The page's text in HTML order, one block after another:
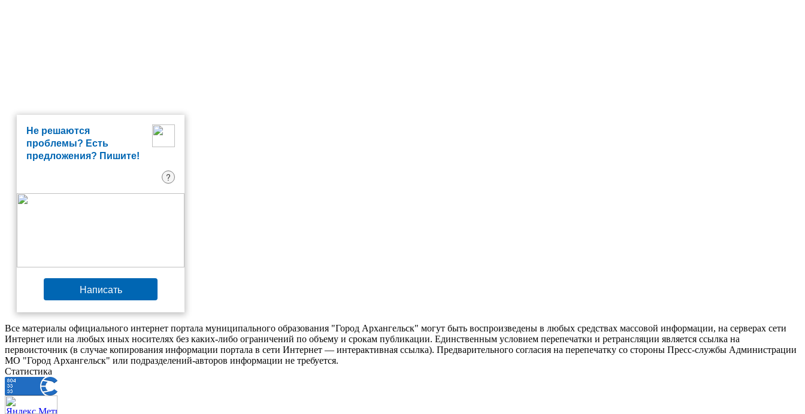
Не решаются
проблемы? Есть
предложения? Пишите!
?
Написать
Все материалы официального интернет портала муниципального образования "Город Архангельск" могут быть воспроизведены в любых средствах массовой информации, на серверах сети
Интернет или на любых иных носителях без каких-либо ограничений по объему и срокам публикации. Единственным условием перепечатки и ретрансляции является ссылка на
первоисточник (в случае копирования информации портала в сети Интернет — интерактивная ссылка). Предварительного согласия на перепечатку со стороны Пресс-службы Администрации
МО "Город Архангельск" или подразделений-авторов информации не требуется.
Статистика